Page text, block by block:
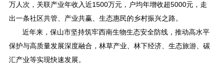
万人次，关联产业年收入近1500万元，户均年增收超5000元，走
出一条社区共管、产业共赢、生态惠民的乡村振兴之路。
近年来，保山市坚持筑牢西南生物生态安全防线，推动高水平
保护与高质量发展深度融合，林草产业、林下经济、生态旅游、碳
汇产业等实现快速发展。